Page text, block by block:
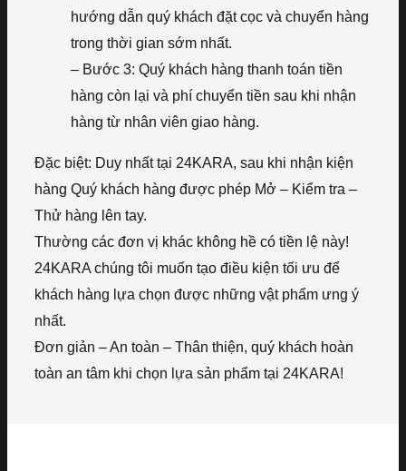
hướng dẫn quý khách đặt cọc và chuyển hàng
trong thời gian sớm nhất.
– Bước 3: Quý khách hàng thanh toán tiền
hàng còn lại và phí chuyển tiền sau khi nhận
hàng từ nhân viên giao hàng.
Đặc biệt: Duy nhất tại 24KARA, sau khi nhận kiện
hàng Quý khách hàng được phép Mở – Kiểm tra –
Thử hàng lên tay.
Thường các đơn vị khác không hề có tiền lệ này!
24KARA chúng tôi muốn tạo điều kiện tối ưu để
khách hàng lựa chọn được những vật phẩm ưng ý
nhất.
Đơn giản – An toàn – Thân thiện, quý khách hoàn
toàn an tâm khi chọn lựa sản phẩm tại 24KARA!